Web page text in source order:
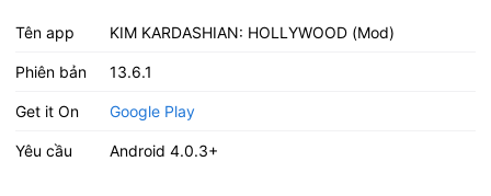
Tên app KIM KARDASHIAN: HOLLYWOOD (Mod)
Phiên bản 13.6.1
Get it On Google Play
Yêu cầu Android 4.0.3+